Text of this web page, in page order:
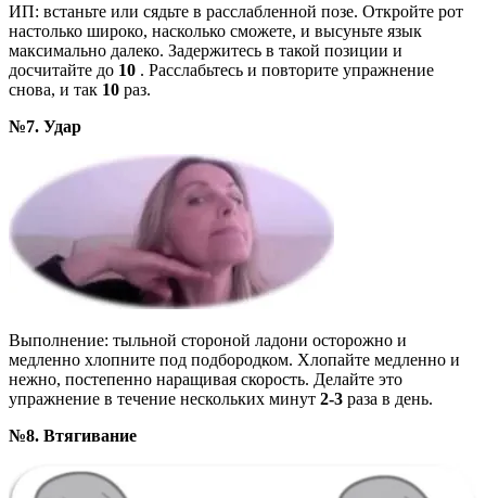
ИП: встаньте или сядьте в расслабленной позе. Откройте рот
настолько широко, насколько сможете, и высуньте язык
максимально далеко. Задержитесь в такой позиции и
досчитайте до 10 . Расслабьтесь и повторите упражнение
снова, и так 10 раз.
№7. Удар
Выполнение: тыльной стороной ладони осторожно и
медленно хлопните под подбородком. Хлопайте медленно и
нежно, постепенно наращивая скорость. Делайте это
упражнение в течение нескольких минут 2-3 раза в день.
№8. Втягивание